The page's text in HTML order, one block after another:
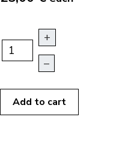
+
–
Add to cart